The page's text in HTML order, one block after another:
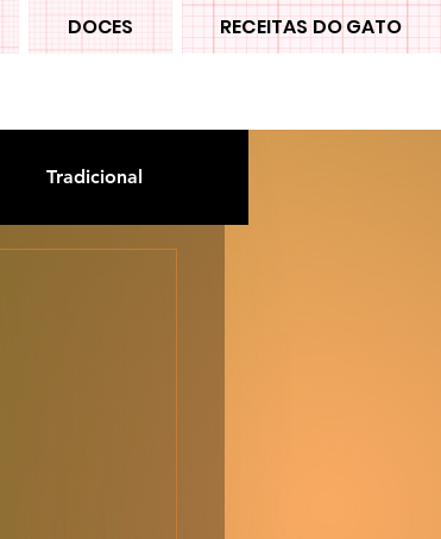
DOCES RECEITAS DO GATO
Tradicional